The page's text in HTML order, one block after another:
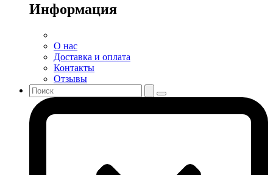
Информация
О нас
Доставка и оплата
Контакты
Отзывы